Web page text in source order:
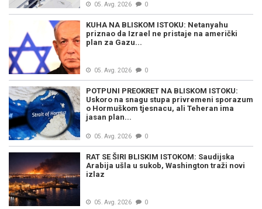
05. Avg. 2026 0
KUHA NA BLISKOM ISTOKU: Netanyahu
priznao da Izrael ne pristaje na američki
plan za Gazu...
05. Avg. 2026 0
POTPUNI PREOKRET NA BLISKOM ISTOKU:
Uskoro na snagu stupa privremeni sporazum
o Hormuškom tjesnacu, ali Teheran ima
jasan plan...
05. Avg. 2026 0
RAT SE ŠIRI BLISKIM ISTOKOM: Saudijska
Arabija ušla u sukob, Washington traži novi
izlaz
05. Avg. 2026 0